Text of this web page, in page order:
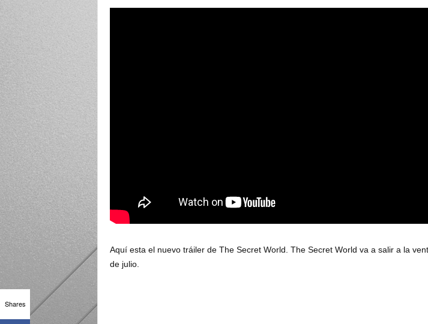
Aquí esta el nuevo tráiler de The Secret World. The Secret World va a salir a la
de julio.
Shares